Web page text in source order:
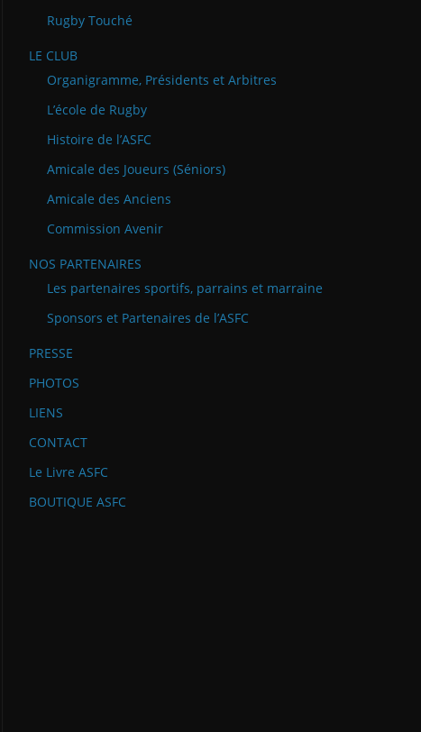
Rugby Touché
LE CLUB
Organigramme, Présidents et Arbitres
L’école de Rugby
Histoire de l’ASFC
Amicale des Joueurs (Séniors)
Amicale des Anciens
Commission Avenir
NOS PARTENAIRES
Les partenaires sportifs, parrains et marraine
Sponsors et Partenaires de l’ASFC
PRESSE
PHOTOS
LIENS
CONTACT
Le Livre ASFC
BOUTIQUE ASFC